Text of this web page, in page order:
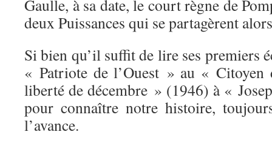
Gaulle, à sa date, le court règne de
deux Puissances qui se partagèrent
Si bien qu’il suffit de lire ses premiers
« Patriote de l’Ouest » au «
liberté de décembre » (1946) à «
pour connaître notre histoire,
l’avance.